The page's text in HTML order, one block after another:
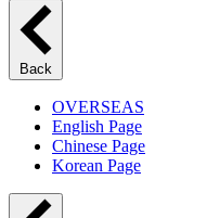
Back
OVERSEAS
English Page
Chinese Page
Korean Page